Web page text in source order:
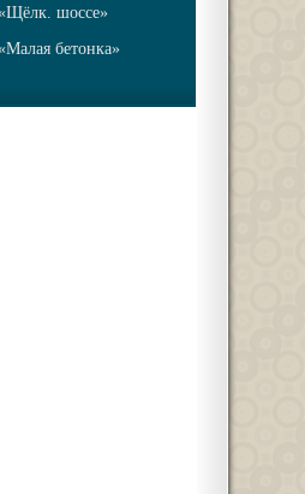
шоссе»
бетонка»